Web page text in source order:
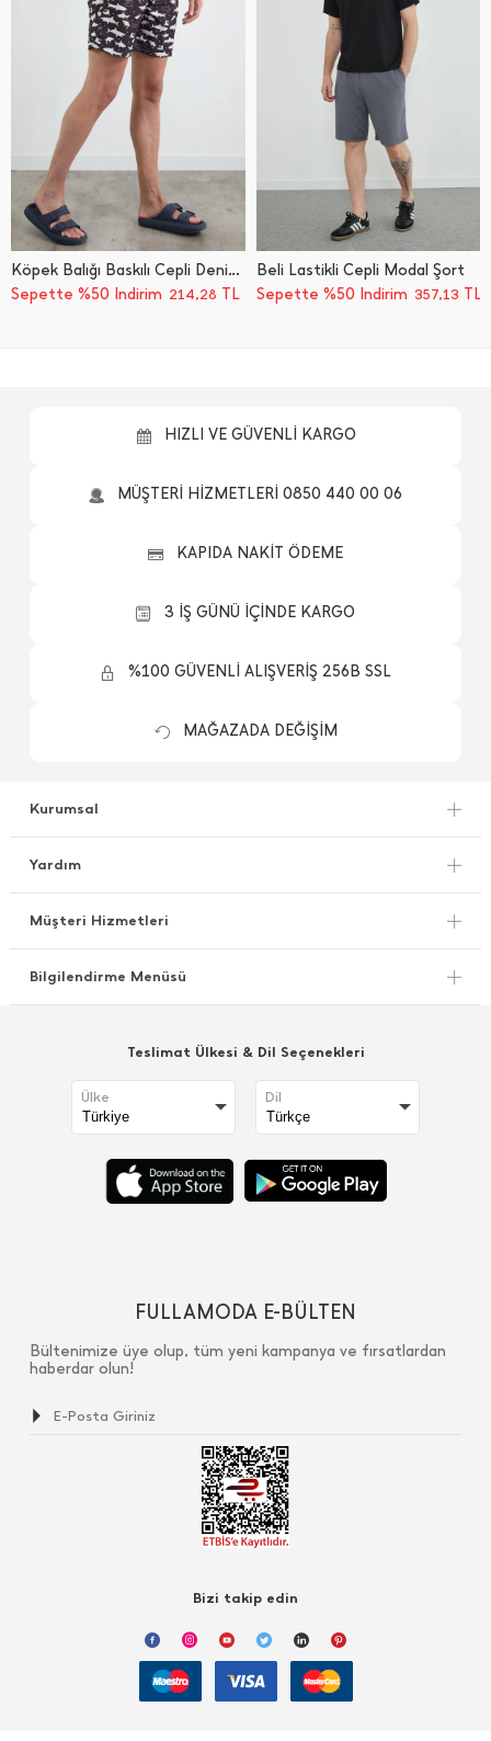
Köpek Balığı Baskılı Cepli Deniz Şortu
Sepette %50 İndirim 214,28 TL
Beli Lastikli Cepli Modal Şort
Sepette %50 İndirim 357,13 TL
HIZLI VE GÜVENLİ KARGO
MÜŞTERİ HİZMETLERİ 0850 440 00 06
KAPIDA NAKİT ÖDEME
3 İŞ GÜNÜ İÇİNDE KARGO
%100 GÜVENLİ ALIŞVERİŞ 256B SSL
MAĞAZADA DEĞİŞİM
Kurumsal
Yardım
Müşteri Hizmetleri
Bilgilendirme Menüsü
Teslimat Ülkesi & Dil Seçenekleri
Ülke Dil
FULLAMODA E-BÜLTEN
Bültenimize üye olup, tüm yeni kampanya ve fırsatlardan
haberdar olun!
Bizi takip edin